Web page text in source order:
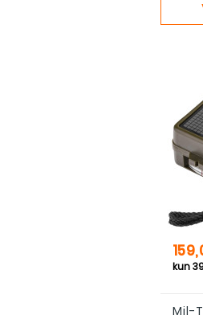
Pris
Mil-